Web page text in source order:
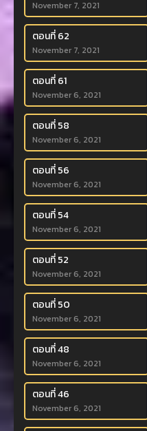
November 7, 2021
ตอนที่ 62
November 7, 2021
ตอนที่ 61
November 6, 2021
ตอนที่ 58
November 6, 2021
ตอนที่ 56
November 6, 2021
ตอนที่ 54
November 6, 2021
ตอนที่ 52
November 6, 2021
ตอนที่ 50
November 6, 2021
ตอนที่ 48
November 6, 2021
ตอนที่ 46
November 6, 2021